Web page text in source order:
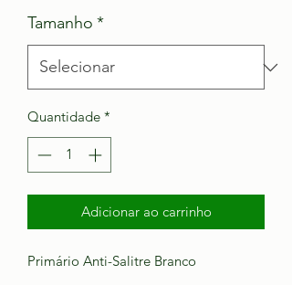
Tamanho *
Quantidade *
Adicionar ao carrinho
Primário Anti-Salitre Branco